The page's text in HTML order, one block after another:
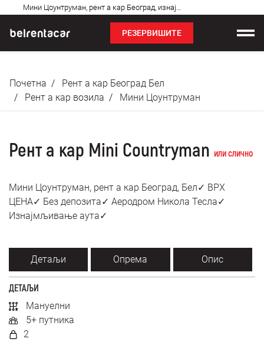
Мини Цоунтрyман, рент а кар Београд, изнајмљивање аута: Бел✓
питања
РЕЗЕРВИШИТЕ
Цене
О нама
Најчешћа питања
Блог
SRPSKI
СРПСКИ
ENGLISH
Почетна
Рент а кар Београд Бел
Рент а кар возила
Мини Цоунтрyман
Рент а кар Mini Countryman или слично
Мини Цоунтрyман, рент а кар Београд, Бел✓ ВРХ
ЦЕНА✓ Без депозита✓ Аеродром Никола Тесла✓
Изнајмљивање аута✓
Детаљи Опрема Опис
ДЕТАЉИ
Мануелни
5+ путника
2